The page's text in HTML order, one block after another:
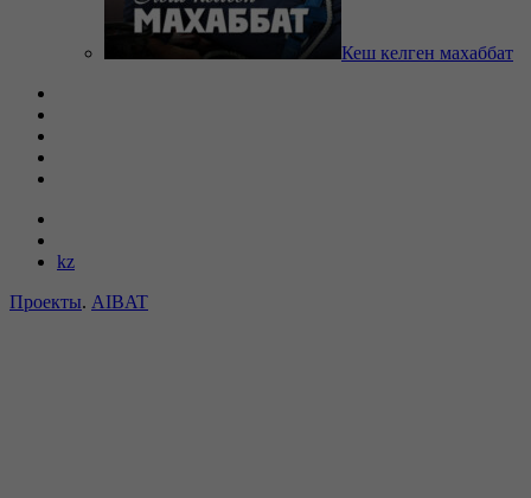
Кеш келген махаббат
kz
Проекты. AIBAT